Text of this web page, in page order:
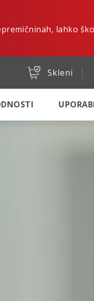
lahko
Skleni